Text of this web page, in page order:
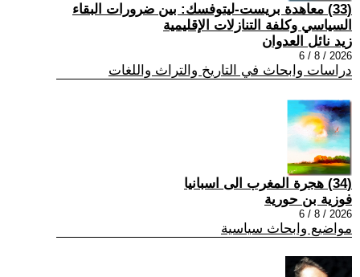
(33) معاهدة بريست-ليتوفسك: بين ضرورات البقاء
السياسي وكلفة التنازلات الإقليمية
زيد نائل العدوان
2026 / 8 / 6
دراسات وابحاث في التاريخ والتراث واللغات
(34) هجرة المغرب الى اسبانيا
فوزية بن حورية
2026 / 8 / 6
مواضيع وابحاث سياسية